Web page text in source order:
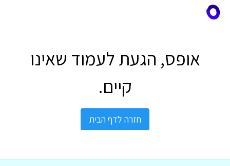
אופס, הגעת לעמוד שאינו
קיים.
חזרה לדף הבית